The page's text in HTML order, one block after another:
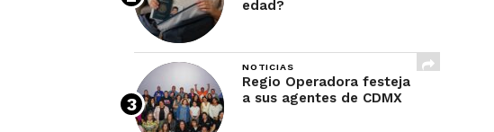
edad?
NOTICIAS
Regio Operadora festeja
a sus agentes de CDMX